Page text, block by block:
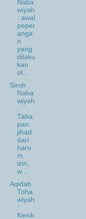
Naba
wiyah
: awal
peper
anga
n
yang
dilaku
kan
ol...
Siroh
Naba
wiyah
:
Taha
pan
jihad
dari
haro
m,
izin,
w...
Aqidah
Toha
wiyah
:
Kenik